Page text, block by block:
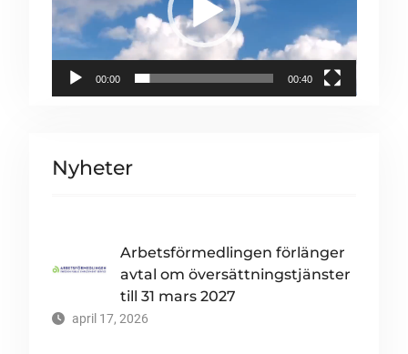
00:00 00:40
Nyheter
Arbetsförmedlingen förlänger
avtal om översättningstjänster
till 31 mars 2027
april 17, 2026